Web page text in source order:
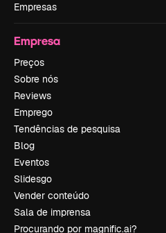
Empresas
Empresa
Preços
Sobre nós
Reviews
Emprego
Tendências de pesquisa
Blog
Eventos
Slidesgo
Vender conteúdo
Sala de imprensa
Procurando por magnific.ai?